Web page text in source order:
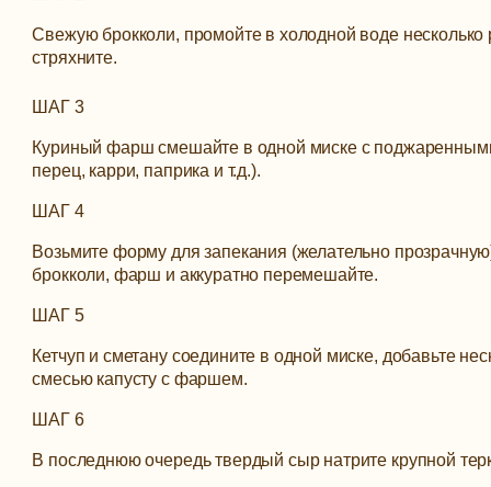
Свежую брокколи, промойте в холодной воде
стряхните.
ШАГ 3
Куриный фарш смешайте в одной миске с
перец, карри, паприка и т.д.).
ШАГ 4
Возьмите форму для запекания (желательно
брокколи, фарш и аккуратно перемешайте.
ШАГ 5
Кетчуп и сметану соедините в одной миске, добавьте
смесью капусту с фаршем.
ШАГ 6
В последнюю очередь твердый сыр натрите крупной